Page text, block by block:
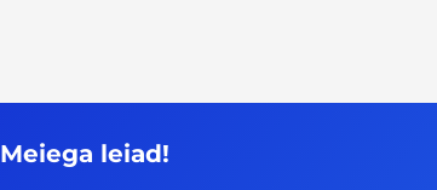
Meiega leiad!